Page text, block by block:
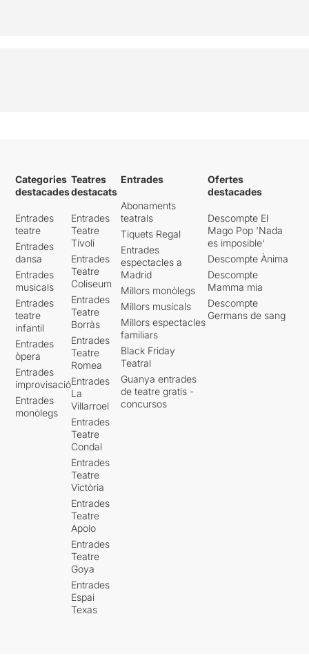
Categories
destacades
Entrades
teatre
Entrades
dansa
Entrades
musicals
Entrades
teatre
infantil
Entrades
òpera
Entrades
improvisació
Entrades
monòlegs
Teatres
destacats
Entrades
Teatre
Tívoli
Entrades
Teatre
Coliseum
Entrades
Teatre
Borràs
Entrades
Teatre
Romea
Entrades
La
Villarroel
Entrades
Teatre
Condal
Entrades
Teatre
Victòria
Entrades
Teatre
Apolo
Entrades
Teatre
Goya
Entrades
Espai
Texas
Entrades
Abonaments
teatrals
Tiquets Regal
Entrades
espectacles a
Madrid
Millors monòlegs
Millors musicals
Millors espectacles
familiars
Black Friday
Teatral
Guanya entrades
de teatre gratis -
concursos
Ofertes
destacades
Descompte El
Mago Pop 'Nada
es imposible'
Descompte Ànima
Descompte
Mamma mia
Descompte
Germans de sang